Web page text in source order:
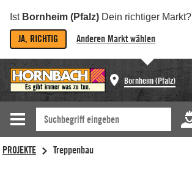
Ist Bornheim (Pfalz) Dein richtiger Markt?
JA, RICHTIG Anderen Markt wählen
Bornheim (Pfalz)